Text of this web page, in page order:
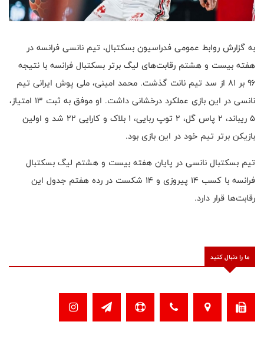
به گزارش روابط عمومی فدراسیون بسکتبال، تیم نانسی فرانسه در
هفته بیست و هشتم رقابت‌های لیگ برتر بسکتبال فرانسه با نتیجه
۹۶ بر ۸۱ از سد تیم نانت گذشت. محمد امینی، ملی پوش ایرانی تیم
نانسی در این بازی عملکرد درخشانی داشت. او موفق به ثبت ۱۳ امتیاز،
۵ ریباند، ۲ پاس گل، ۲ توپ ربایی، ۱ بلاک و کارایی ۲۲ شد و اولین
بازیکن برتر تیم خود در این بازی بود.
تیم بسکتبال نانسی در پایان هفته بیست و هشتم لیگ بسکتبال
فرانسه با کسب ۱۴ پیروزی و ۱۴ شکست در رده هفتم جدول این
رقابت‌ها قرار دارد.
ما را دنبال کنید